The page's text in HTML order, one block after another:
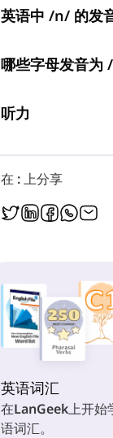
英语中 /n/ 的发
哪些字母发音为
听力
在 : 上分享
英语词汇
在LanGeek上开始
语词汇。